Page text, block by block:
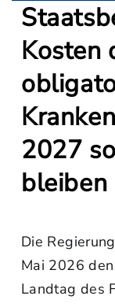
Kosten
2027
bleiben
Die
Mai 2026
Landtag des